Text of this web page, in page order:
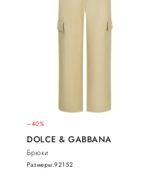
–40%
DOLCE & GABBANA
Брюки
Размеры:92152